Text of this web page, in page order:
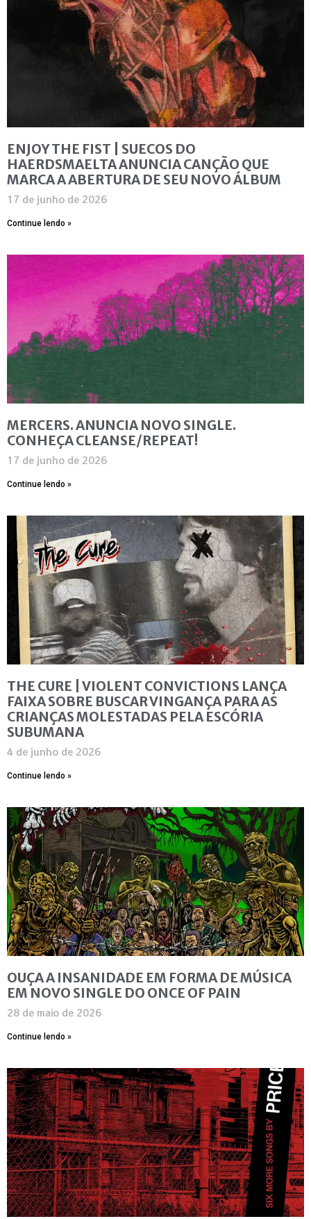
ENJOY THE FIST | SUECOS DO
HAERDSMAELTA ANUNCIA CANÇÃO QUE
MARCA A ABERTURA DE SEU NOVO ÁLBUM
17 de junho de 2026
Continue lendo »
MERCERS. ANUNCIA NOVO SINGLE.
CONHEÇA CLEANSE/REPEAT!
17 de junho de 2026
Continue lendo »
THE CURE | VIOLENT CONVICTIONS LANÇA
FAIXA SOBRE BUSCAR VINGANÇA PARA AS
CRIANÇAS MOLESTADAS PELA ESCÓRIA
SUBUMANA
4 de junho de 2026
Continue lendo »
OUÇA A INSANIDADE EM FORMA DE MÚSICA
EM NOVO SINGLE DO ONCE OF PAIN
28 de maio de 2026
Continue lendo »